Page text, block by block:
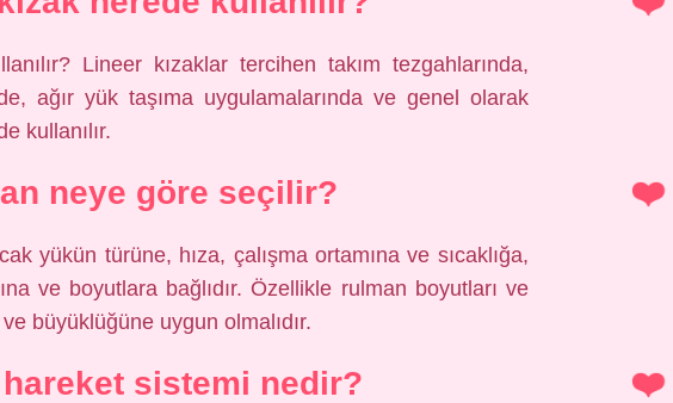
Lineer kızaklar tercihen takım tezgahlarında,
ağır yük taşıma uygulamalarında ve genel olarak
kullanılır.
neye göre seçilir?
yükün türüne, hıza, çalışma ortamına ve sıcaklığa,
ve boyutlara bağlıdır. Özellikle rulman boyutları ve
büyüklüğüne uygun olmalıdır.
sistemi nedir?